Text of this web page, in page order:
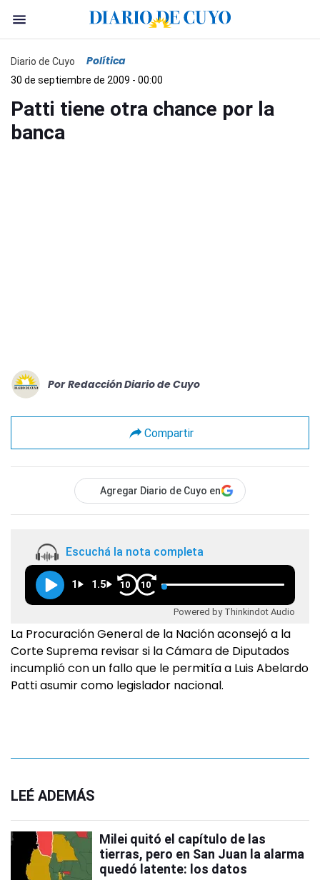
Diario de Cuyo Política
30 de septiembre de 2009 - 00:00
Patti tiene otra chance por la
banca
Por Redacción Diario de Cuyo
Compartir
Agregar Diario de Cuyo en
Escuchá la nota completa
1 1.5 10 10
Powered by Thinkindot Audio
La Procuración General de la Nación aconsejó a la
Corte Suprema revisar si la Cámara de Diputados
incumplió con un fallo que le permitía a Luis Abelardo
Patti asumir como legislador nacional.
LEÉ ADEMÁS
Milei quitó el capítulo de las
tierras, pero en San Juan la alarma
quedó latente: los datos